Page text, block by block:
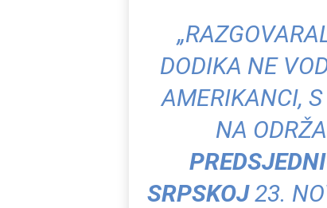
DODIKA NE
AMERIKANCI,
NA
SRPSKOJ23.